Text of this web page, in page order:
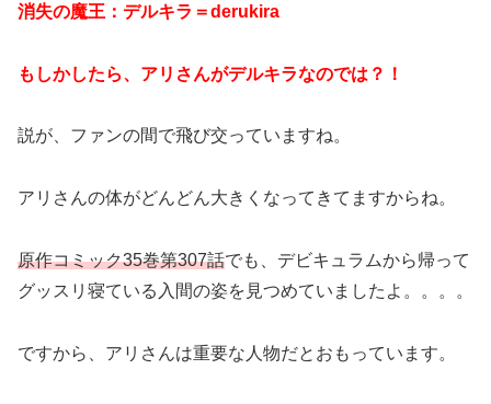
消失の魔王：デルキラ＝derukira
もしかしたら、アリさんがデルキラなのでは？！
説が、ファンの間で飛び交っていますね。
アリさんの体がどんどん大きくなってきてますからね。
原作コミック35巻第307話でも、デビキュラムから帰って
グッスリ寝ている入間の姿を見つめていましたよ。。。。
ですから、アリさんは重要な人物だとおもっています。